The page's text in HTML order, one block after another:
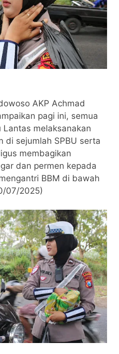
AKP Achmad
pagi ini, semua
melaksanakan
di sejumlah SPBU serta
membagikan
dan permen kepada
BBM di bawah
07/2025)